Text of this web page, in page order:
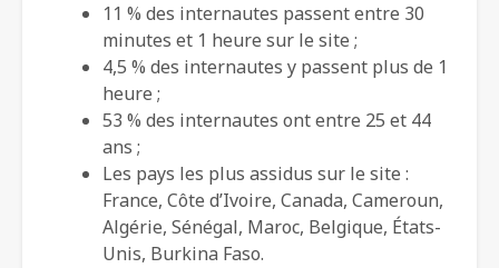
11 % des internautes passent entre 30
minutes et 1 heure sur le site ;
4,5 % des internautes y passent plus de 1
heure ;
53 % des internautes ont entre 25 et 44
ans ;
Les pays les plus assidus sur le site :
France, Côte d’Ivoire, Canada, Cameroun,
Algérie, Sénégal, Maroc, Belgique, États-
Unis, Burkina Faso.